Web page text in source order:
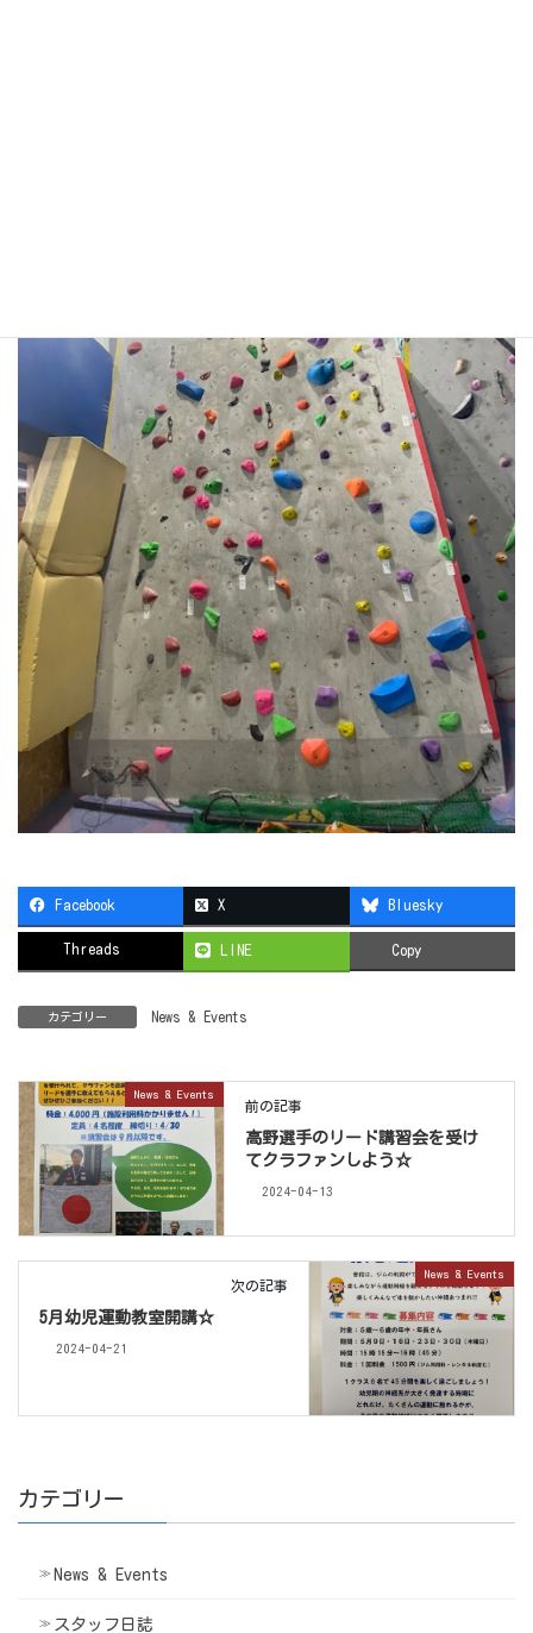
Facebook X Bluesky
Threads LINE Copy
カテゴリー News & Events
News & Events
前の記事
高野選手のリード講習会を受け
てクラファンしよう☆
2024-04-13
News & Events
次の記事
5月幼児運動教室開講☆
2024-04-21
カテゴリー
News & Events
スタッフ日誌